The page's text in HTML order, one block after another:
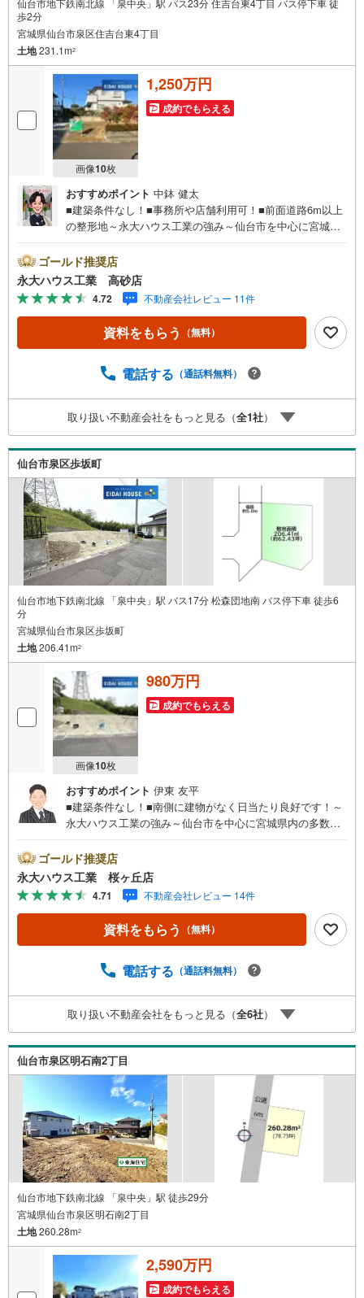
歩2分
宮城県仙台市泉区住吉台東4丁目
土地231.1m2
画像10枚
1,250万円
成約でもらえる
おすすめポイント 中鉢 健太
■建築条件なし！■事務所や店舗利用可！■前面道路6m以上
の整形地～永大ハウス工業の強み～仙台市を中心に宮城県
に分けてご紹介！1.＜豊富な不動産知識＞戸建・マンショ
ン・土地...と種別を問わず不動産を取り扱っております。
更に教育施設や商業施設、子育て環境や行政などの地域情
報を総合し、お客様により良い物件選びをして頂けるよ
う、しっかりとサポートさせて頂きます。2.＜経験豊富な
スタッフ＞当社では【購入】【売却】【引っ越し】【リフ
入時に気になる住宅ローン各種税金についても、誠心誠意
備！お子様連れのご家族様で是非お越しください。営業時
間:10:00～18:00（定休日火・水曜日※店舗により変動あ
り）現地のご案内も可能ですので、どうぞお気軽にお問い
合わせください！
ゴールド推奨店
永大ハウス工業 高砂店
4.72 不動産会社レビュー 11件
資料をもらう （無料）
電話する （通話料無料）
取り扱い不動産会社をもっと見る（全1社）
仙台市泉区歩坂町
仙台市地下鉄南北線 「泉中央」駅 バス17分 松森団地南 バス停下車 徒歩6
分
宮城県仙台市泉区歩坂町
土地206.41m2
画像10枚
980万円
成約でもらえる
おすすめポイント 伊東 友平
■建築条件なし！■南側に建物がなく日当たり良好です！～
永大ハウス工業の強み～仙台市を中心に宮城県内の多数店
紹介！1.＜豊富な不動産知識＞戸建・マンション・土地...
と種別を問わず不動産を取り扱っております。更に教育施
設や商業施設、子育て環境や行政などの地域情報を総合
し、お客様により良い物件選びをして頂けるよう、しっか
りとサポートさせて頂きます。2.＜経験豊富なスタッフ＞
当社では【購入】【売却】【引っ越し】【リフォーム】な
なる住宅ローン各種税金についても、誠心誠意ご説明させ
れのご家族様で是非お越しください。営業時間:10:00～18:
00（定休日火・水曜日※店舗により変動あり）現地のご案
内も可能ですので、どうぞお気軽にお問い合わせくださ
い！
ゴールド推奨店
永大ハウス工業 桜ヶ丘店
4.71 不動産会社レビュー 14件
資料をもらう （無料）
電話する （通話料無料）
取り扱い不動産会社をもっと見る（全6社）
仙台市泉区明石南2丁目
仙台市地下鉄南北線 「泉中央」駅 徒歩29分
宮城県仙台市泉区明石南2丁目
土地260.28m2
2,590万円
成約でもらえる